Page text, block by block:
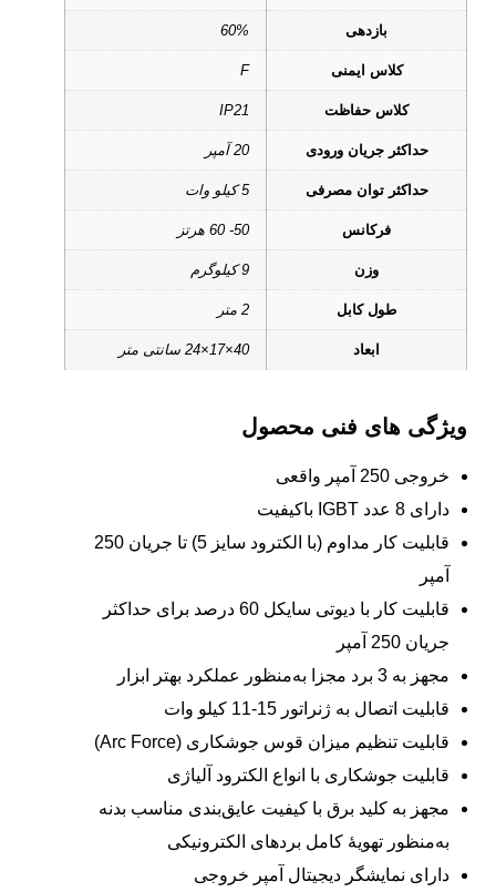
بازدهی 60%
کلاس ایمنی F
کلاس حفاظت IP21
حداکثر جریان ورودی 20 آمپر
حداکثر توان مصرفی 5 کیلو وات
فرکانس 50- 60 هرتز
وزن 9 کیلوگرم
طول کابل 2 متر
ابعاد 40×17×24 سانتی متر
ویژگی های فنی محصول
خروجی 250 آمپر واقعی
دارای 8 عدد IGBT باکیفیت
قابلیت کار مداوم (با الکترود سایز 5) تا جریان 250
آمپر
قابلیت کار با دیوتی سایکل 60 درصد برای حداکثر
جریان 250 آمپر
مجهز به 3 برد مجزا به‌منظور عملکرد بهتر ابزار
قابلیت اتصال به ژنراتور 15-11 کیلو وات
قابلیت تنظیم میزان قوس جوشکاری (Arc Force)
قابلیت جوشکاری با انواع الکترود آلیاژی
مجهز به کلید برق با کیفیت عایق‌بندی مناسب بدنه
به‌منظور تهویۀ کامل بردهای الکترونیکی
دارای نمایشگر دیجیتال آمپر خروجی